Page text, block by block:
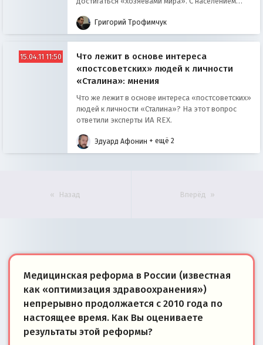
Америки: оно будет уничтожено его же
собственными руками. Стравят Китай с Россией.
Григорий Трофимчук
15.04.11 11:50
Что лежит в основе интереса
«постсоветских» людей к личности
«Сталина»: мнения
Что же лежит в основе интереса «постсоветских»
людей к личности «Сталина»? На этот вопрос
ответили эксперты ИА REX.
Эдуард Афонин + ещё 2
Назад Вперёд
Медицинская реформа в России (известная
как «оптимизация здравоохранения»)
непрерывно продолжается с 2010 года по
настоящее время. Как Вы оцениваете
результаты этой реформы?